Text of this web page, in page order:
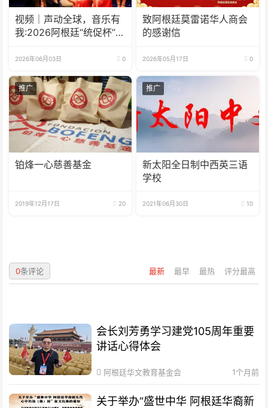
视频｜声动全球，音乐有
我:2026阿根廷“统促杯”水
圆满落幕
2026年06月03日 0
致阿根廷莫雷诺华人商会
的感谢信
2026年05月17日 0
推广
铂烽一心慈善基金
2019年12月17日 20
推广
新太阳全日制中西英三语
学校
2021年06月30日 10
最新 最早 最热 评分最高
0条评论
会长刘芳勇学习建党105周年重要
讲话心得体会
阿根廷华文教育基金会 1个月前
关于举办“盛世中华 阿根廷华裔新